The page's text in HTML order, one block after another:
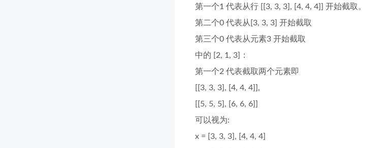
第一个1 代表从行 [[3, 3, 3], [4, 4, 4]] 开始截取。
第二个0 代表从[3, 3, 3] 开始截取
第三个0 代表从元素3 开始截取
中的 [2, 1, 3]：
第一个2 代表截取两个元素即
[[3, 3, 3], [4, 4, 4]],
[[5, 5, 5], [6, 6, 6]]
可以视为:
x = [3, 3, 3], [4, 4, 4]